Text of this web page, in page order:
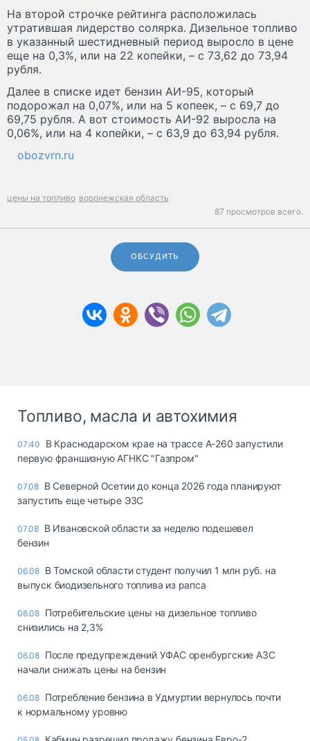
На второй строчке рейтинга расположилась
утратившая лидерство солярка. Дизельное топливо
в указанный шестидневный период выросло в цене
еще на 0,3%, или на 22 копейки, – с 73,62 до 73,94
рубля.
Далее в списке идет бензин АИ-95, который
подорожал на 0,07%, или на 5 копеек, – с 69,7 до
69,75 рубля. А вот стоимость АИ-92 выросла на
0,06%, или на 4 копейки, – с 63,9 до 63,94 рубля.
obozvrn.ru
цены на топливо воронежская область
87 просмотров всего.
ОБСУДИТЬ
Топливо, масла и автохимия
07:40
В Краснодарском крае на трассе А-260 запустили
первую франшизную АГНКС "Газпром"
07.08 В Северной Осетии до конца 2026 года планируют
запустить еще четыре ЭЗС
07.08 В Ивановской области за неделю подешевел
бензин
06.08 В Томской области студент получил 1 млн руб. на
выпуск биодизельного топлива из рапса
06.08 Потребительские цены на дизельное топливо
снизились на 2,3%
06.08 После предупреждений УФАС оренбургские АЗС
начали снижать цены на бензин
06.08 Потребление бензина в Удмуртии вернулось почти
к нормальному уровню